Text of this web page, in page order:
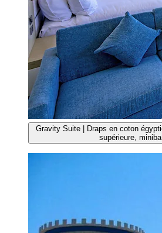
Gravity Suite | Draps en coton
supérieure,